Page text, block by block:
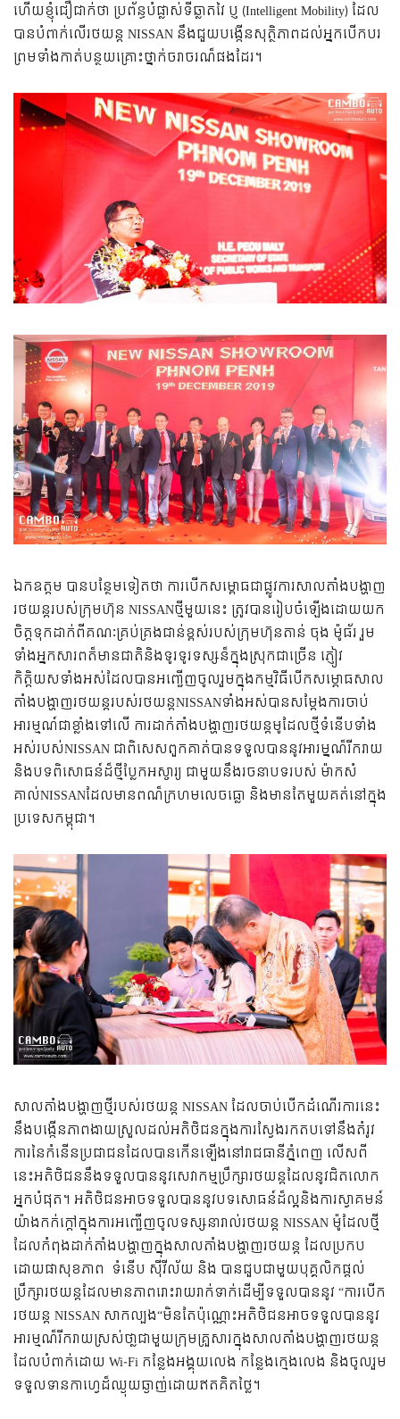
ហើយ​ខ្ញុំ​ជឿជាក់​ថា​ ប្រព័ន្ធបំផ្លាស់ទីឆ្លាតវៃ ប្ញ (Intelligent Mobility) ដែល
បានបំពាក់លើរថយន្ត NISSAN នឹង​​ជួយ​​បង្កើនសុត្ថិភាពដល់អ្នកបើកបរ
ព្រមទាំងកាត់បន្ថយគ្រោះថ្នាក់​ចរាចរណ៏ផងដែរ។
ឯក​ឧត្តម បានបន្ថែមទៀតថា ការ​​​បើក​សម្ពោធ​ជាផ្លូវ​ការ​​សាលតាំងបង្ហាញ​​
រថយន្ត​​របស់ក្រុមហ៊ុន NISSANថ្មីមួយនេះ ត្រូវ​បាន​​​រៀប​ចំ​ឡើងដោយយក
ចិត្តទុកដាក់ពីគណៈគ្រប់គ្រងជាន់ខ្ពស់របស់​​​ក្រុមហ៊ុន​តាន់ ចុ​ង ​ម៉ូធ័រ រួម
ទាំង​អ្នកសារ​ពត៏មានជាតិនិងទូរទូរទស្សន៏​​ក្នុងស្រុក​ជាច្រើន​ ​ភ្ញៀវ
កិត្តិយសទាំងអស់ដែលបានអញ្ជើញ​ចូលរួមក្នុងកម្មវិធីបើកសម្ភោធសាល
តាំងបង្ហាញរថយន្តរបស់រថយន្តNISSANទាំងអស់បានសម្តែង​ការ​ចាប់
អារម្មណ៍​​ជាខ្លាំងទៅលើ​ ​ការដាក់តាំងបង្ហាញរថយន្តមូដែលថ្មីទំនើបទាំង
អស់របស់NISSAN ជាពិសេសពួកគាត់បានទទួលបាននូវអារម្នណ៏រីករាយ
និងបទពិសោធន៍ដ៏ថ្មីប្លែកអស្ចារ្យ ជាមួយនឹងរចនាបទរបស់ ម៉ាកសំ
គាល់NISSANដែលមានពណ៏ក្រហមលេចធ្លោ និងមានតែមួយគត់នៅក្នុង
ប្រទេសកម្ពុជា។
សាលតាំងបង្ហាញថ្មីរបស់​រថយន្ត NISSAN ដែលចាប់បើកដំណើរការនេះ
នឹងបង្កើនភាពងាយស្រួលដល់អតិថិជនក្នុងការស្វែងរកតបទៅនឹងតំរូវ
ការនៃកំនើនប្រជាជនដែលបានកើនឡើងនៅ​រាជធានីភ្នំពេញ​ លើសពី
នេះអតិថិជននឹងទទួលបាននូវសេវាកម្មប្រឹក្សារថយន្តដែលនូវជិតលោក
អ្នកបំផុត។ អតិថិជនអាចទទួលបាននូវបទសោធន៍ដ៏ល្អនិង​ការស្វាគមន៍​
យ៉ាងកក់ក្ដៅក្នុងការ​អញ្ជើញចូលទស្សនារាល់រថយន្ត NISSAN ម៉ូដែល​​ថ្មី
ដែលកំពុងដាក់តាំងបង្ហាញក្នុងសាលតាំងបង្ហាញរថយន្ត ដែលប្រកប
ដោយផាសុខភាព ទំនើប ស៊ីវីល័យ និង បានជួបជាមួយបុគ្គលិកផ្តល់
ប្រឹក្សារថយន្តដែលមានភាពរោះរាយរាក់ទាក់ដើម្បីទទួលបាននូវ “ការបើក
រថយន្ត NISSAN​ សាកល្បង“មិនតែប៉ុណ្ណោះអតិថិជនអាចទទួលបាននូវ
អារម្មណ៏រីករាយស្រស់ថា្លជាមួយក្រុមគ្រួសារក្នុងសាលតាំងបង្ហាញរថយន្ត
ដែលបំពាក់ដោយ Wi-Fi ​​កន្លែង​​អង្គុយ​លេង កន្លែង​​ក្មេង​លេង និងចូលរួម
ទទួលទានកាហ្វេដ៏ឈ្ងុយឆ្ងាញ់ដោយឥតគិតថ្លៃ។